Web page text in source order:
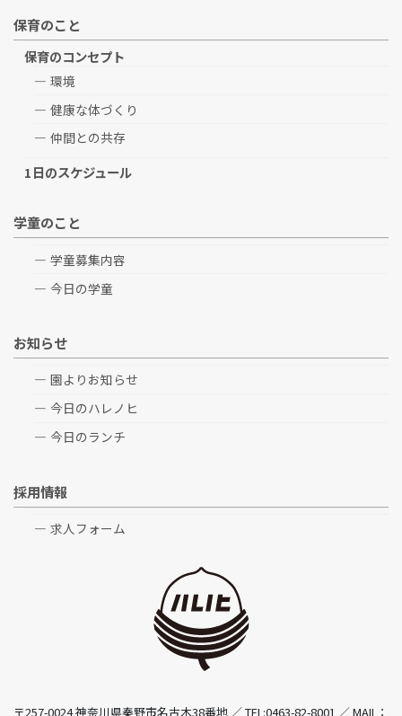
保育のこと
保育のコンセプト
環境
健康な体づくり
仲間との共存
1日のスケジュール
学童のこと
学童募集内容
今日の学童
お知らせ
園よりお知らせ
今日のハレノヒ
今日のランチ
採用情報
求人フォーム
〒257-0024 神奈川県秦野市名古木38番地 ／ TEL:0463-82-8001 ／ MAIL：